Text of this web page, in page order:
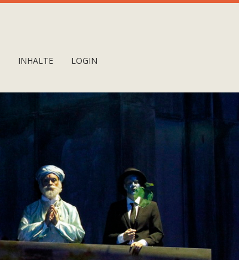
INHALTE LOGIN